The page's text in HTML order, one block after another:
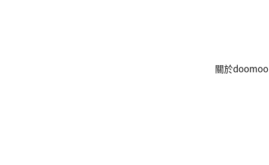
關於doomoo